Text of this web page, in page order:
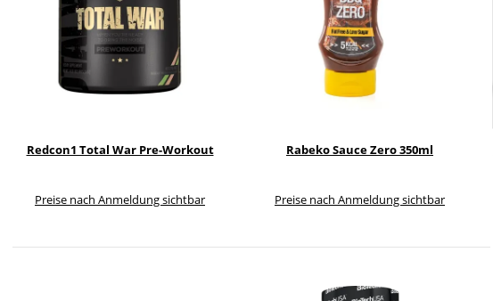
Redcon1 Total War Pre-Workout
Preise nach Anmeldung sichtbar
Rabeko Sauce Zero 350ml
Preise nach Anmeldung sichtbar